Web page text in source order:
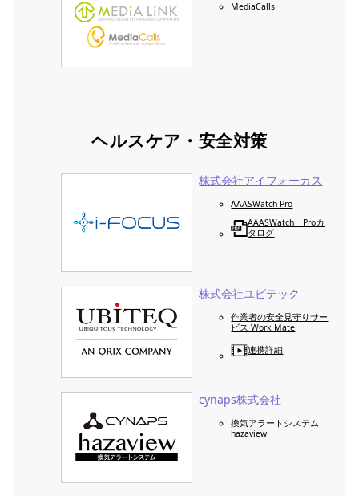
MediaCalls
ヘルスケア・安全対策
株式会社アイフォーカス
AAASWatch Pro
AAASWatch Proカ
タログ
株式会社ユビテック
作業者の安全見守りサー
ビス Work Mate
連携詳細
cynaps株式会社
換気アラートシステム
hazaview